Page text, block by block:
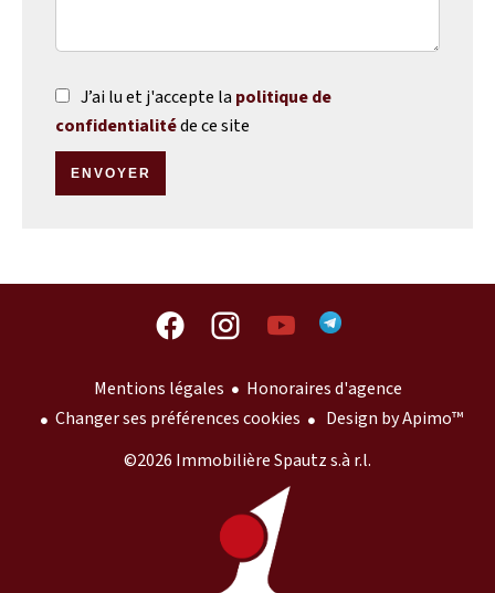
J’ai lu et j'accepte la politique de
confidentialitéde ce site
ENVOYER
Mentions légales
Honoraires d'agence
Changer ses préférences cookies
Design byApimo™
©2026 Immobilière Spautz s.à r.l.